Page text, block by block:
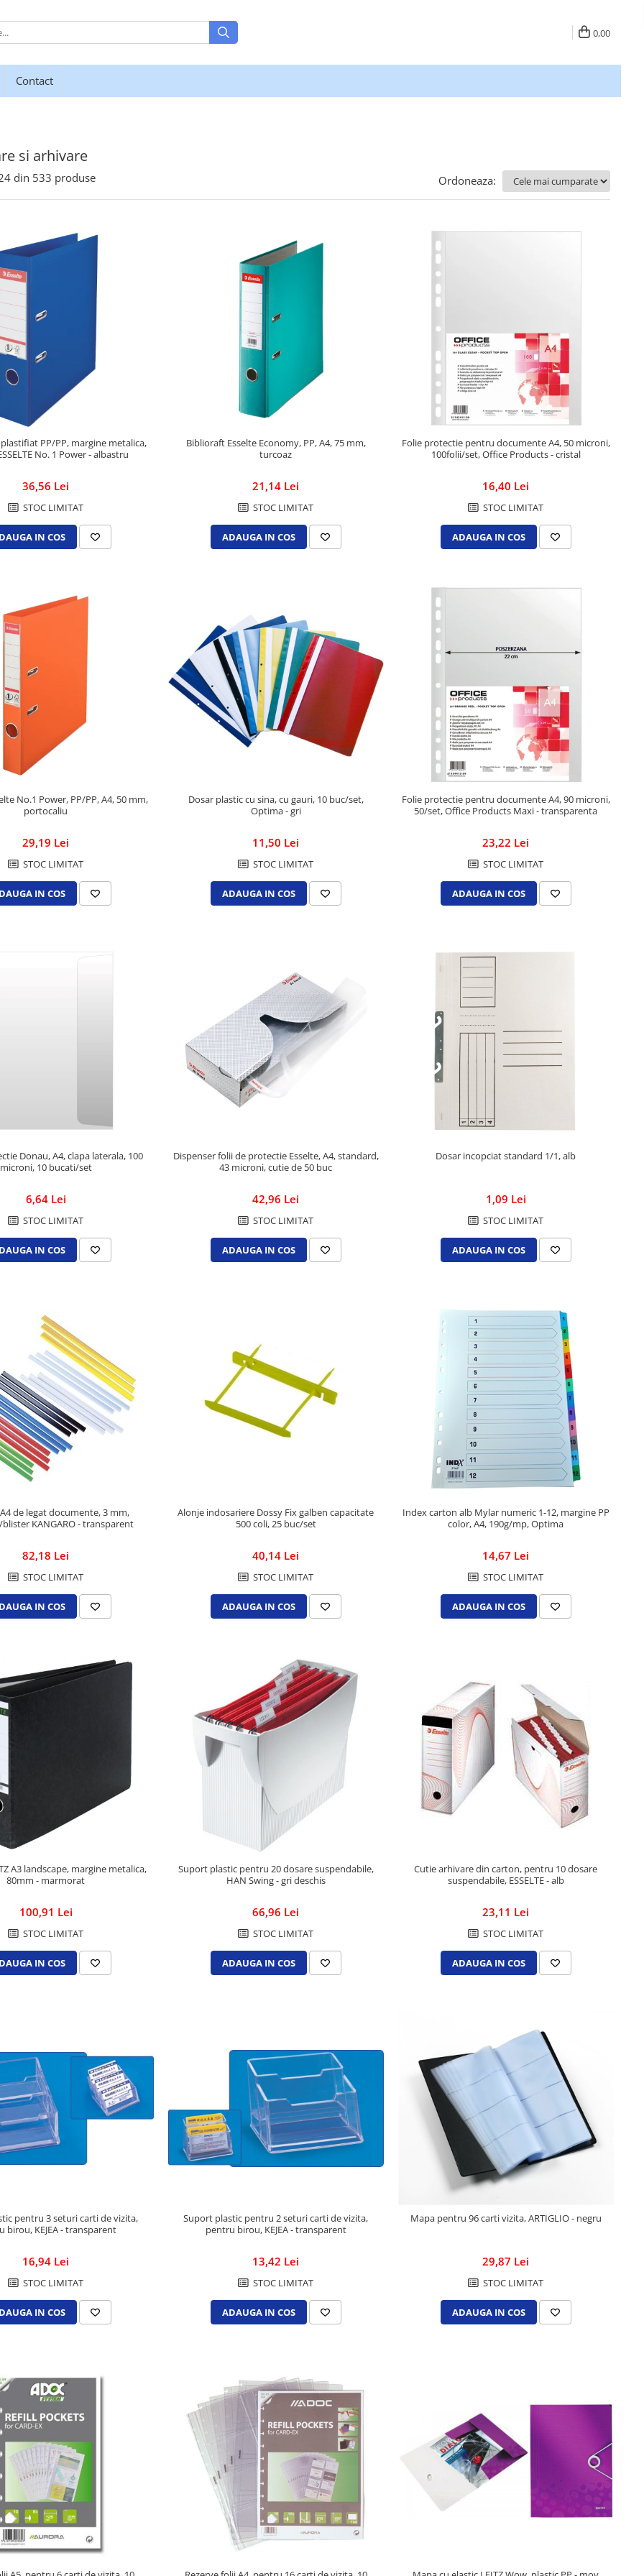
0,00
Contact
si arhivare
din 533 produse Ordoneaza:
PP/PP, margine metalica,
No. 1 Power - albastru
36,56 Lei
STOC LIMITAT
IN COS
Biblioraft Esselte Economy, PP, A4, 75 mm,
turcoaz
21,14 Lei
STOC LIMITAT
ADAUGA IN COS
Folie protectie pentru documente A4, 50 microni,
100folii/set, Office Products - cristal
16,40 Lei
STOC LIMITAT
ADAUGA IN COS
No.1 Power, PP/PP, A4, 50 mm,
portocaliu
29,19 Lei
STOC LIMITAT
IN COS
Dosar plastic cu sina, cu gauri, 10 buc/set,
Optima - gri
11,50 Lei
STOC LIMITAT
ADAUGA IN COS
Folie protectie pentru documente A4, 90 microni,
50/set, Office Products Maxi - transparenta
23,22 Lei
STOC LIMITAT
ADAUGA IN COS
Donau, A4, clapa laterala, 100
microni, 10 bucati/set
6,64 Lei
STOC LIMITAT
IN COS
Dispenser folii de protectie Esselte, A4, standard,
43 microni, cutie de 50 buc
42,96 Lei
STOC LIMITAT
ADAUGA IN COS
Dosar incopciat standard 1/1, alb
1,09 Lei
STOC LIMITAT
ADAUGA IN COS
de legat documente, 3 mm,
blister KANGARO - transparent
82,18 Lei
STOC LIMITAT
IN COS
Alonje indosariere Dossy Fix galben capacitate
500 coli, 25 buc/set
40,14 Lei
STOC LIMITAT
ADAUGA IN COS
Index carton alb Mylar numeric 1-12, margine PP
color, A4, 190g/mp, Optima
14,67 Lei
STOC LIMITAT
ADAUGA IN COS
A3 landscape, margine metalica,
80mm - marmorat
100,91 Lei
STOC LIMITAT
IN COS
Suport plastic pentru 20 dosare suspendabile,
HAN Swing - gri deschis
66,96 Lei
STOC LIMITAT
ADAUGA IN COS
Cutie arhivare din carton, pentru 10 dosare
suspendabile, ESSELTE - alb
23,11 Lei
STOC LIMITAT
ADAUGA IN COS
pentru 3 seturi carti de vizita,
birou, KEJEA - transparent
16,94 Lei
STOC LIMITAT
IN COS
Suport plastic pentru 2 seturi carti de vizita,
pentru birou, KEJEA - transparent
13,42 Lei
STOC LIMITAT
ADAUGA IN COS
Mapa pentru 96 carti vizita, ARTIGLIO - negru
29,87 Lei
STOC LIMITAT
ADAUGA IN COS